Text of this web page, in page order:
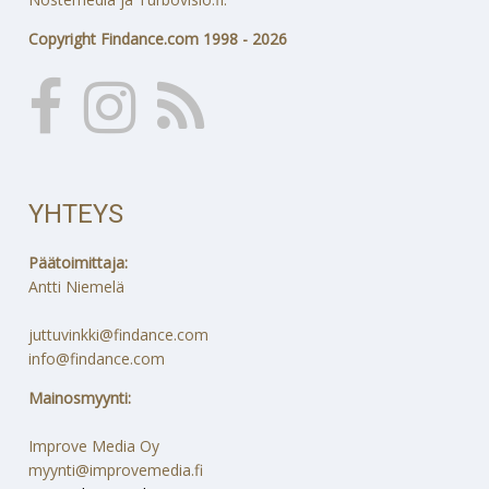
Copyright Findance.com 1998 - 2026
YHTEYS
Päätoimittaja:
Antti Niemelä
juttuvinkki@findance.com
info@findance.com
Mainosmyynti:
Improve Media Oy
myynti@improvemedia.fi